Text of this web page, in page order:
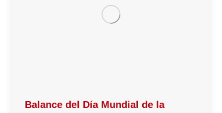
Balance del Día Mundial de la